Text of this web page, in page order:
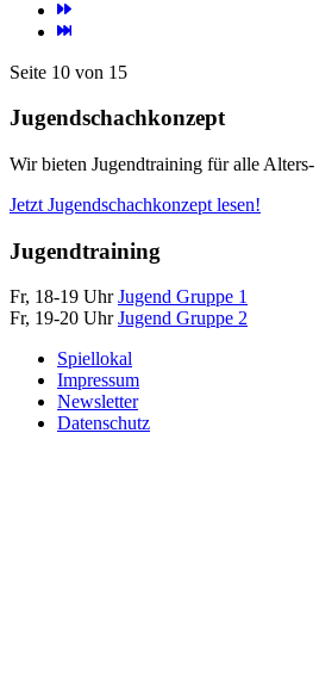
Seite 10 von 15
Jugendschachkonzept
Wir bieten Jugendtraining für alle
Jetzt Jugendschachkonzept lesen!
Jugendtraining
Fr, 18-19 UhrJugend Gruppe 1
Fr, 19-20 UhrJugend Gruppe 2
Spiellokal
Impressum
Newsletter
Datenschutz